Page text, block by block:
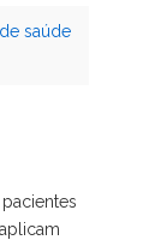
saúde